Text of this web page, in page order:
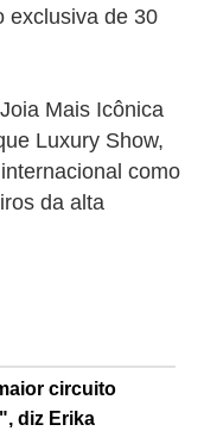
exclusiva de 30
Mais Icônica
Luxury Show,
como
da alta
circuito
diz Erika